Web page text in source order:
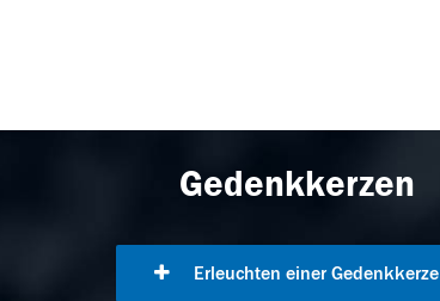
Gedenkkerzen
Erleuchten einer Gedenkkerze